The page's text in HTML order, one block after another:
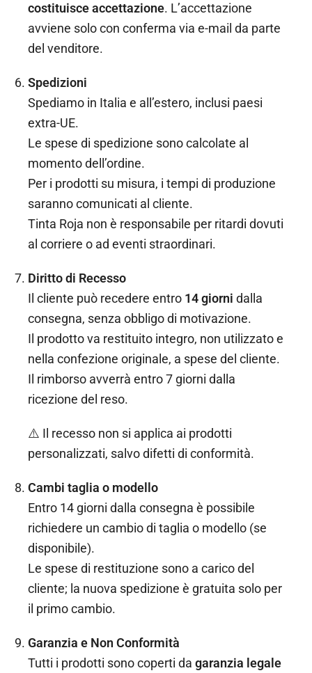
costituisce accettazione. L’accettazione
avviene solo con conferma via e-mail da parte
del venditore.
Spedizioni
Spediamo in Italia e all’estero, inclusi paesi
extra-UE.
Le spese di spedizione sono calcolate al
momento dell’ordine.
Per i prodotti su misura, i tempi di produzione
saranno comunicati al cliente.
Tinta Roja non è responsabile per ritardi dovuti
al corriere o ad eventi straordinari.
Diritto di Recesso
Il cliente può recedere entro 14 giorni dalla
consegna, senza obbligo di motivazione.
Il prodotto va restituito integro, non utilizzato e
nella confezione originale, a spese del cliente.
Il rimborso avverrà entro 7 giorni dalla
ricezione del reso.
⚠️ Il recesso non si applica ai prodotti
personalizzati, salvo difetti di conformità.
Cambi taglia o modello
Entro 14 giorni dalla consegna è possibile
richiedere un cambio di taglia o modello (se
disponibile).
Le spese di restituzione sono a carico del
cliente; la nuova spedizione è gratuita solo per
il primo cambio.
Garanzia e Non Conformità
Tutti i prodotti sono coperti da garanzia legale